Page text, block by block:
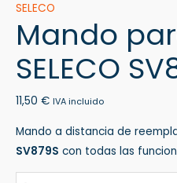
SELECO
Mando
SELECO
11,50 € IVA incluido
Mando a distancia de
SV879S con todas las